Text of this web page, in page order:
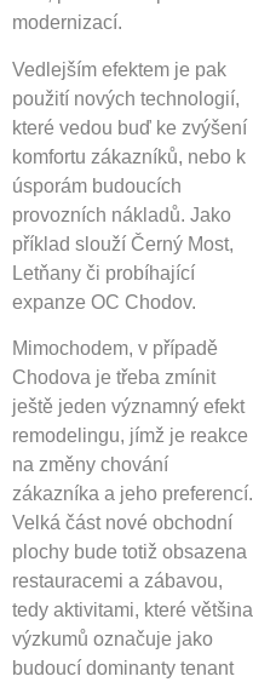
modernizací.
Vedlejším efektem je pak
použití nových technologií,
které vedou buď ke zvýšení
komfortu zákazníků, nebo k
úsporám budoucích
provozních nákladů. Jako
příklad slouží Černý Most,
Letňany či probíhající
expanze OC Chodov.
Mimochodem, v případě
Chodova je třeba zmínit
ještě jeden významný efekt
remodelingu, jímž je reakce
na změny chování
zákazníka a jeho preferencí.
Velká část nové obchodní
plochy bude totiž obsazena
restauracemi a zábavou,
tedy aktivitami, které většina
výzkumů označuje jako
budoucí dominanty tenant